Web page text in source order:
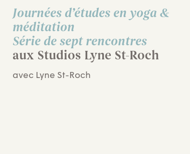
Journées d’études en yoga &
méditation
Série de sept rencontres
aux Studios Lyne St-Roch
avec Lyne St-Roch